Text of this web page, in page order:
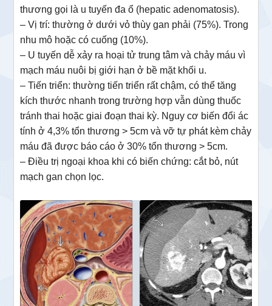
thương gọi là u tuyến đa ổ (hepatic adenomatosis).
– Vị trí: thường ở dưới vỏ thùy gan phải (75%). Trong
nhu mô hoặc có cuống (10%).
– U tuyến dễ xảy ra hoại tử trung tâm và chảy máu vì
mạch máu nuôi bị giới hạn ở bề mặt khối u.
– Tiến triển: thường tiến triển rất chậm, có thể tăng
kích thước nhanh trong trường hợp vẫn dùng thuốc
tránh thai hoặc giai đoạn thai kỳ. Nguy cơ biến đổi ác
tính ở 4,3% tổn thương > 5cmvà vỡ tự phát kèm chảy
máu đã được báo cáo ở 30% tổn thương > 5cm.
– Điều trị ngoại khoa khi có biến chứng: cắt bỏ, nút
mạch gan chọn lọc.